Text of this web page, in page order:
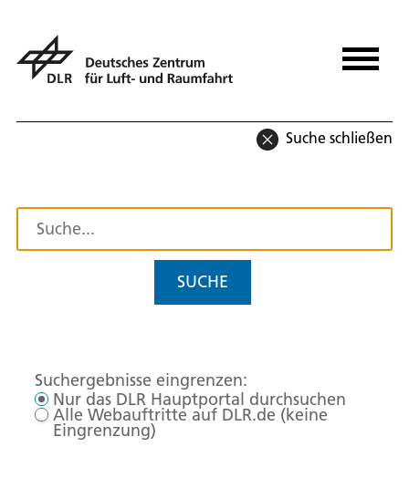
Suche schließen
SUCHE
Suchergebnisse eingrenzen:
Nur das DLR Hauptportal durchsuchen
Alle Webauftritte auf DLR.de (keine
Eingrenzung)